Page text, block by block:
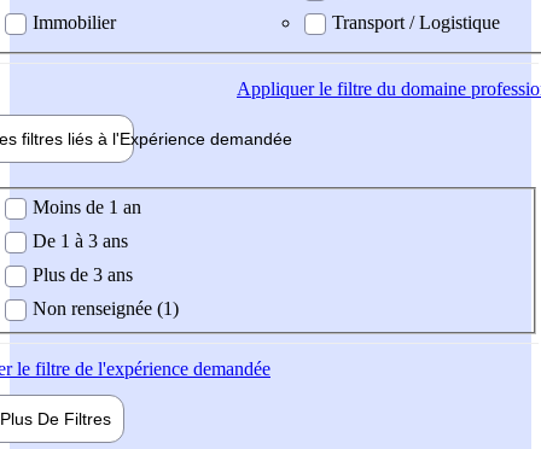
Immobilier
Transport / Logistique
Appliquerle filtre du domaine
filtres liés à l'Expérience demandée
demandée
Moins de 1 an
De 1 à 3 ans
Plus de 3 ans
Non renseignée (1)
le filtre de l'expérience demandée
Plus De Filtres